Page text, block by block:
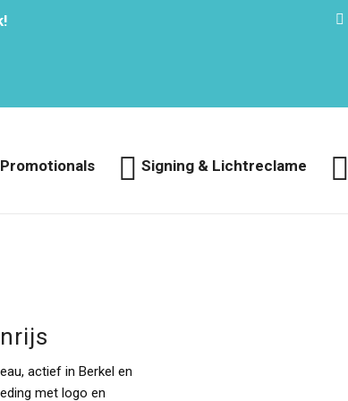
Signing & Lichtreclame
actief in Berkel en
met logo en